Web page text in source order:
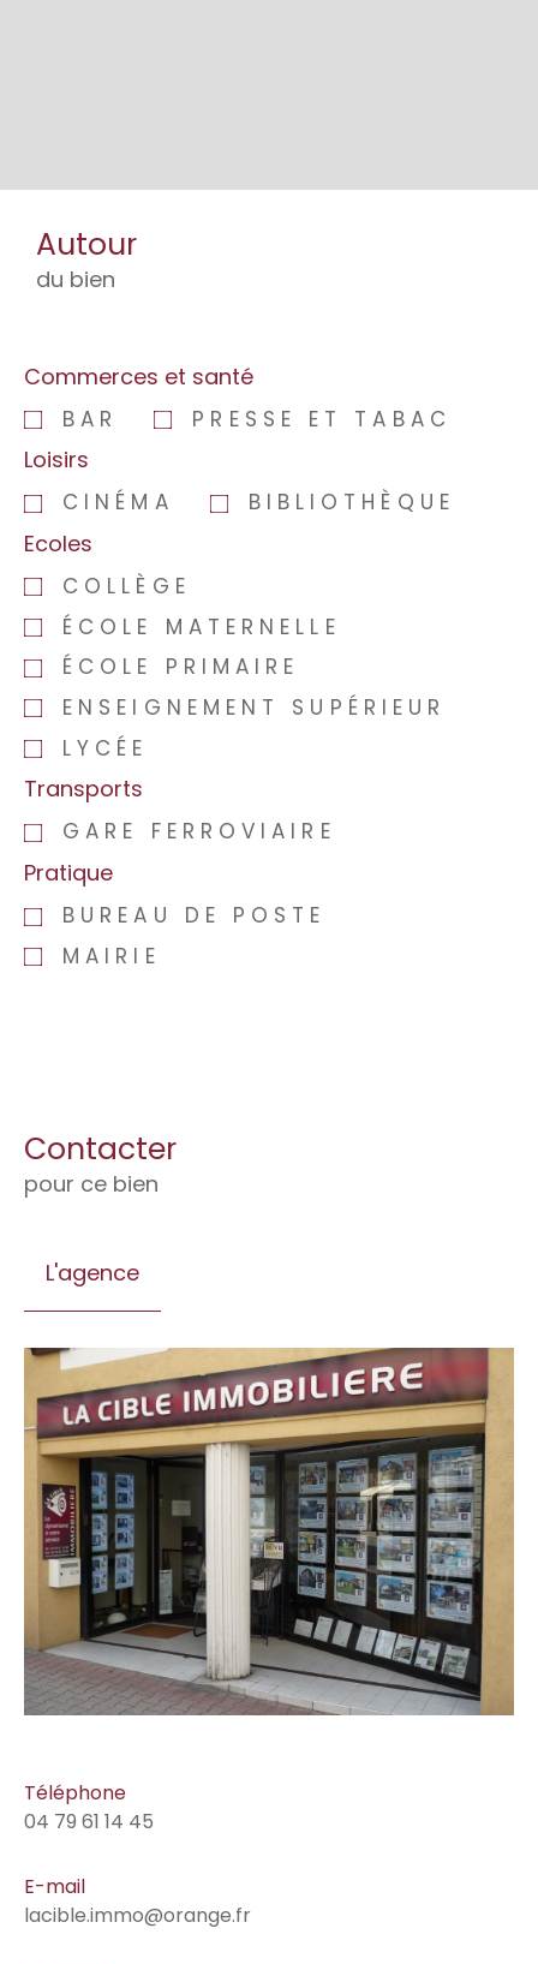
Autour
du bien
Commerces et santé
BAR PRESSE ET TABAC
Loisirs
CINÉMA BIBLIOTHÈQUE
Ecoles
COLLÈGE
ÉCOLE MATERNELLE
ÉCOLE PRIMAIRE
ENSEIGNEMENT SUPÉRIEUR
LYCÉE
Transports
GARE FERROVIAIRE
Pratique
BUREAU DE POSTE
MAIRIE
Contacter
pour ce bien
L'agence
Téléphone
04 79 61 14 45
E-mail
lacible.immo@orange.fr